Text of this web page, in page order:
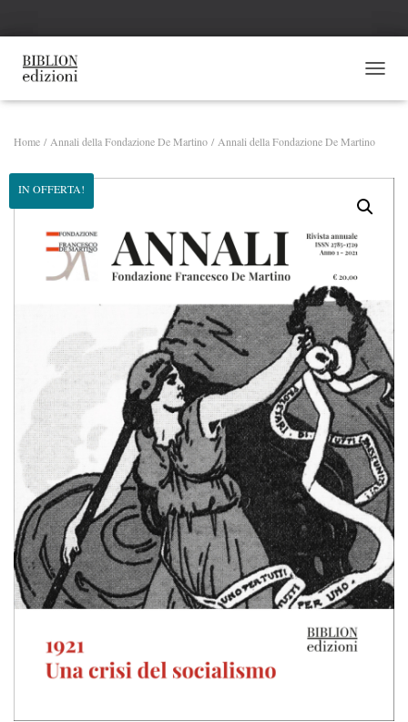
A
G
G
L
E
Home / Annali della Fondazione De Martino / Annali della Fondazione De Martino
IN OFFERTA!